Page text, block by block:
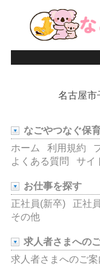
名古屋市
なごやつなぐ保
ホーム
利用規約
よくある質問
サイ
お仕事を探す
正社員(新卒)
正社
その他
求人者さまへの
求人者さまへのご案